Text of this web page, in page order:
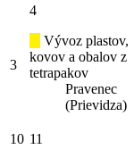
3
4
Vývoz plastov,
kovov a obalov z
tetrapakov
Pravenec
(Prievidza)
10 11